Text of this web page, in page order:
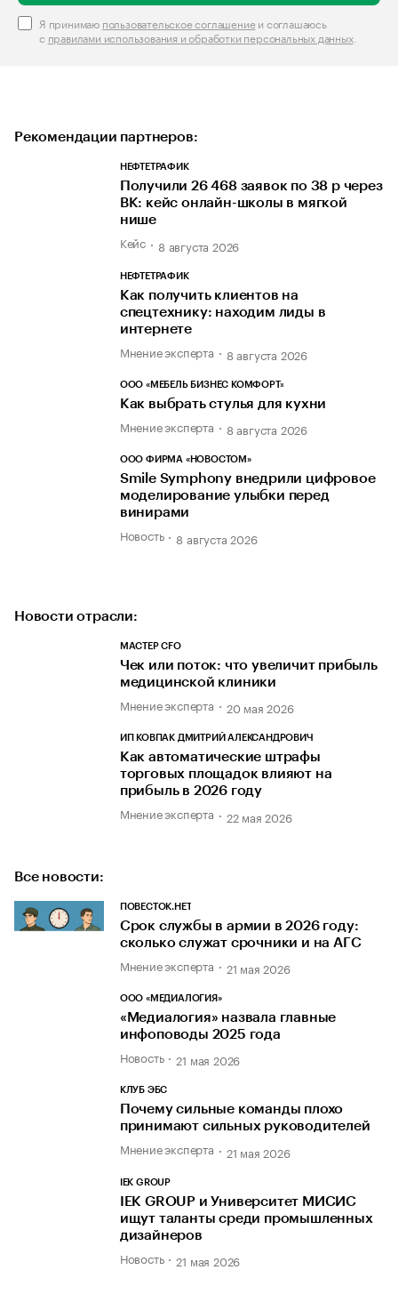
Я принимаю пользовательское соглашениеи соглашаюсь
с правилами использования и обработки персональных данных.
Рекомендации партнеров:
НЕФТЕТРАФИК
Получили 26 468 заявок по 38 р через
ВК: кейс онлайн-школы в мягкой
нише
Кейс 8 августа 2026
НЕФТЕТРАФИК
Как получить клиентов на
спецтехнику: находим лиды в
интернете
Мнение эксперта 8 августа 2026
ООО «МЕБЕЛЬ БИЗНЕС КОМФОРТ»
Как выбрать стулья для кухни
Мнение эксперта 8 августа 2026
ООО ФИРМА «НОВОСТОМ»
Smile Symphony внедрили цифровое
моделирование улыбки перед
винирами
Новость 8 августа 2026
Новости отрасли:
МАСТЕР CFO
Чек или поток: что увеличит прибыль
медицинской клиники
Мнение эксперта 20 мая 2026
ИП КОВПАК ДМИТРИЙ АЛЕКСАНДРОВИЧ
Как автоматические штрафы
торговых площадок влияют на
прибыль в 2026 году
Мнение эксперта 22 мая 2026
Все новости:
ПОВЕСТОК.НЕТ
Срок службы в армии в 2026 году:
сколько служат срочники и на АГС
Мнение эксперта 21 мая 2026
ООО «МЕДИАЛОГИЯ»
«Медиалогия» назвала главные
инфоповоды 2025 года
Новость 21 мая 2026
КЛУБ ЭБС
Почему сильные команды плохо
принимают сильных руководителей
Мнение эксперта 21 мая 2026
IEK GROUP
IEK GROUP и Университет МИСИС
ищут таланты среди промышленных
дизайнеров
Новость 21 мая 2026